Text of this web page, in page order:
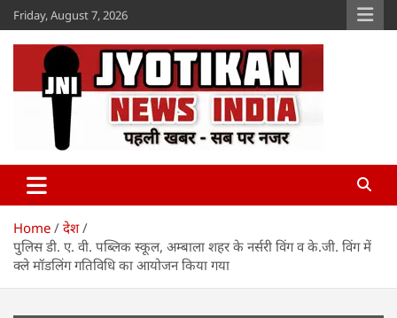
Skip
to
content
Friday, August 7, 2026
Jyotikan
Home
देश
पुलिस डी. ए. वी. पब्लिक स्कूल, अम्बाला शहर के नर्सरी विंग व के.जी. विंग में
क्ले मॉडलिंग गतिविधि का आयोजन किया गया